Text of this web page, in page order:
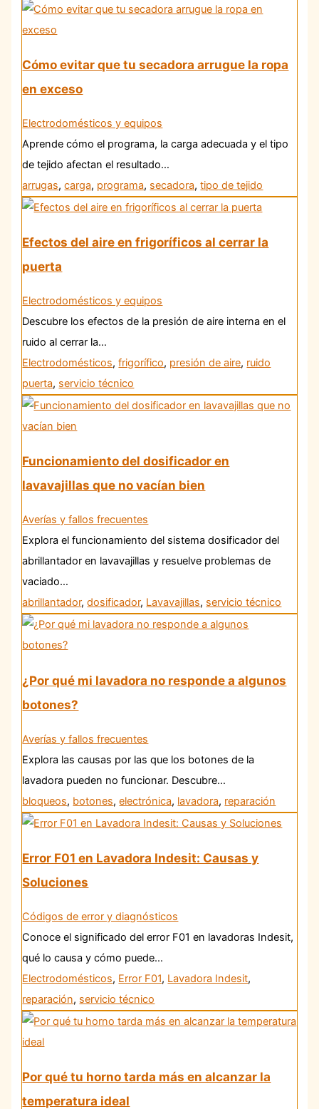
Cómo evitar que tu secadora arrugue la ropa
en exceso
Electrodomésticos y equipos
Aprende cómo el programa, la carga adecuada y el tipo
de tejido afectan el resultado…
arrugas,carga, programa, secadora,tipo de tejido
Efectos del aire en frigoríficos al cerrar la
puerta
Electrodomésticos y equipos
Descubre los efectos de la presión de aire interna en el
ruido al cerrar la…
Electrodomésticos,frigorífico, presión de aire, ruido
puerta, servicio técnico
Funcionamiento del dosificador en
lavavajillas que no vacían bien
Averías y fallos frecuentes
Explora el funcionamiento del sistema dosificador del
abrillantador en lavavajillas y resuelve problemas de
vaciado…
abrillantador,dosificador, Lavavajillas, servicio técnico
¿Por qué mi lavadora no responde a algunos
botones?
Averías y fallos frecuentes
Explora las causas por las que los botones de la
lavadora pueden no funcionar. Descubre…
bloqueos, botones,electrónica, lavadora, reparación
Error F01 en Lavadora Indesit: Causas y
Soluciones
Códigos de error y diagnósticos
Conoce el significado del error F01 en lavadoras Indesit,
qué lo causa y cómo puede…
Electrodomésticos, Error F01, Lavadora Indesit,
reparación, servicio técnico
Por qué tu horno tarda más en alcanzar la
temperatura ideal